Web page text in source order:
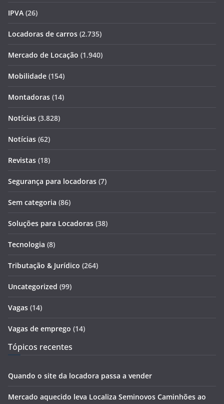
IPVA (26)
Locadoras de carros (2.735)
Mercado de Locação (1.940)
Mobilidade (154)
Montadoras (14)
Notícias (3.828)
Notícias (62)
Revistas (18)
Segurança para locadoras (7)
Sem categoria (86)
Soluções para Locadoras (38)
Tecnologia (8)
Tributação & Jurídico (264)
Uncategorized (99)
Vagas (14)
Vagas de emprego (14)
Tópicos recentes
Quando o site da locadora passa a vender
Mercado aquecido leva Localiza Seminovos Caminhões ao